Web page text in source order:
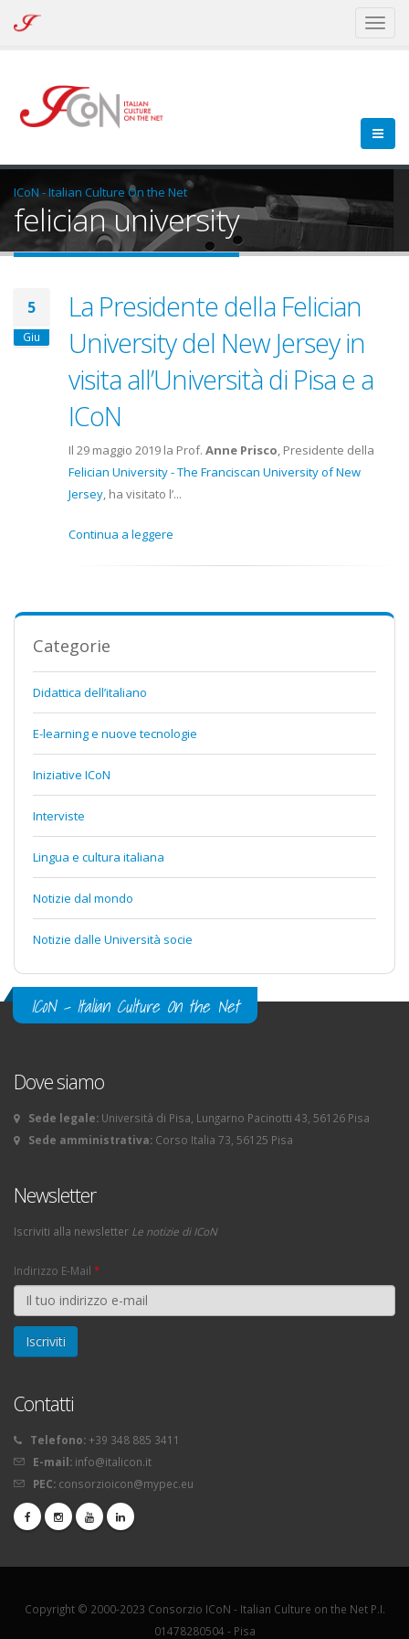
ICoN
On
the
Net
ICoN - Italian Culture On the Net
felician university
5
Giu
La Presidente della Felician
University del New Jersey in
visita all’Università di Pisa e a
ICoN
Il 29 maggio 2019 la Prof. Anne Prisco, Presidente della
Felician University - The Franciscan University of New
Jersey, ha visitato l’...
Continua a leggere
Categorie
Didattica dell’italiano
E-learning e nuove tecnologie
Iniziative ICoN
Interviste
Lingua e cultura italiana
Notizie dal mondo
Notizie dalle Università socie
ICoN - Italian Culture On the Net
Dove siamo
Sede legale: Università di Pisa, Lungarno Pacinotti 43, 56126 Pisa
Sede amministrativa: Corso Italia 73, 56125 Pisa
Newsletter
Iscriviti alla newsletter Le notizie di ICoN
Indirizzo E-Mail *
Contatti
Telefono: +39 348 885 3411
E-mail: info@italicon.it
PEC: consorzioicon@mypec.eu
Copyright © 2000-2023 Consorzio ICoN - Italian Culture on the Net P.I.
01478280504 - Pisa